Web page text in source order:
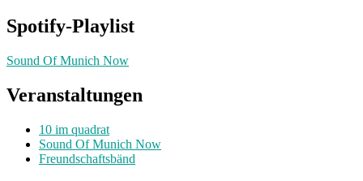
Spotify-Playlist
Sound Of Munich Now
Veranstaltungen
10 im quadrat
Sound Of Munich Now
Freundschaftsbänd